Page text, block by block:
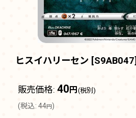
ヒスイハリーセン [S9AB047]
販売価格: 40 円 (税別)
(税込: 44円 )